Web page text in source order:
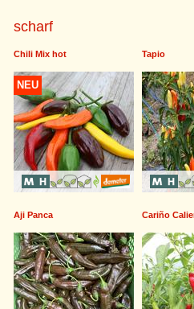
scharf
Chili Mix hot
NEU
Tapio
Aji Panca Cariño